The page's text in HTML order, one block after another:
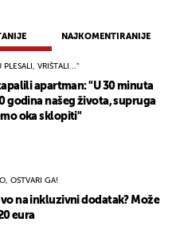
NAJKOMENTIRANIJE
PLESALI, VRIŠTALI..."
apartman: "U 30 minuta
godina našeg života, supruga
oka sklopiti"
OSTVARI GA!
na inkluzivni dodatak? Može
eura